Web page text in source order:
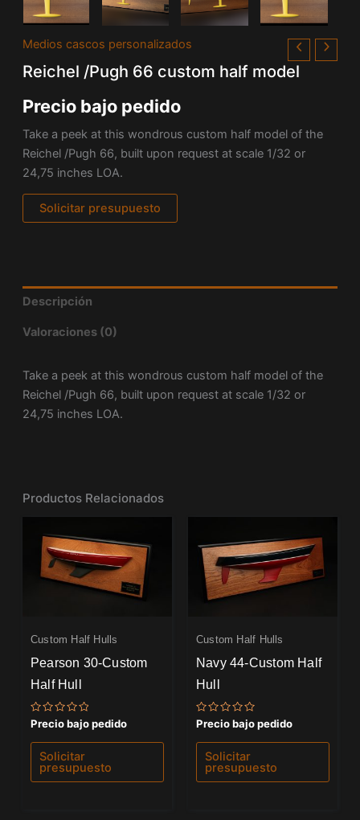
Medios cascos personalizados
Reichel /Pugh 66 custom half model
Precio bajo pedido
Take a peek at this wondrous custom half model of the
Reichel /Pugh 66, built upon request at scale 1/32 or
24,75 inches LOA.
Solicitar presupuesto
Descripción
Valoraciones (0)
Take a peek at this wondrous custom half model of the
Reichel /Pugh 66, built upon request at scale 1/32 or
24,75 inches LOA.
Productos Relacionados
Custom Half Hulls
Pearson 30-Custom
Half Hull
Valorado
con
0
de
Precio bajo pedido
Solicitar
presupuesto
Custom Half Hulls
Navy 44-Custom Half
Hull
Valorado
con
0
de
Precio bajo pedido
Solicitar
presupuesto